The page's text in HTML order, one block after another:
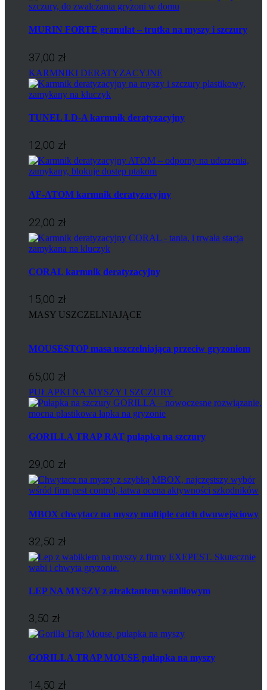
MURIN FORTE granulat – trutka na myszy i szczury
37,00 zł
KARMNIKI DERATYZACYJNE
TUNEL LD-A karmnik deratyzacyjny
12,00 zł
AF-ATOM karmnik deratyzacyjny
22,00 zł
CORAL karmnik deratyzacyjny
15,00 zł
MASY USZCZELNIAJĄCE
MOUSESTOP masa uszczelniająca przeciw gryzoniom
65,00 zł
PUŁAPKI NA MYSZY I SZCZURY
GORILLA TRAP RAT pułapka na szczury
29,00 zł
MBOX chwytacz na myszy multiple catch dwuwejściowy
32,50 zł
LEP NA MYSZY z atraktantem waniliowym
3,50 zł
GORILLA TRAP MOUSE pułapka na myszy
14,50 zł